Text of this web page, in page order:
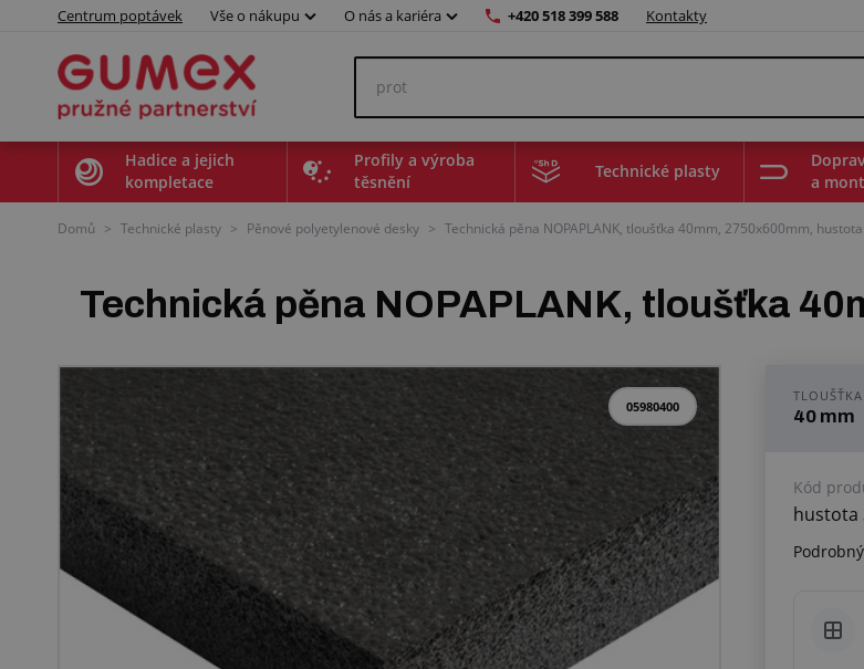
Centrum poptávek Vše o nákupu O nás a kariéra +420 518 399 588 Kontakty
Hadice a jejich
kompletace
Profily a výroba
těsnění
Technické plasty
a
Domů > Technické plasty > Pěnové polyetylenové desky > Technická pěna NOPAPLANK, tloušťka 40mm, 2750x600mm,
Technická pěna NOPAPLANK, tloušťka
05980400
TLOUŠŤKA
40 mm
Kód
hustota